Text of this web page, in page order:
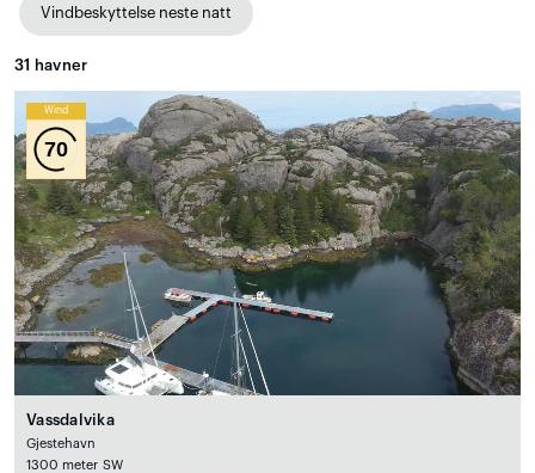
Vindbeskyttelse neste natt
31 havner
Wind
70
Vassdalvika
Gjestehavn
1300 meter SW